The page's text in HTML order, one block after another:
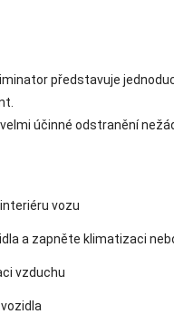
představuje
účinné odstranění
vozu
a zapněte klimatizaci
vzduchu